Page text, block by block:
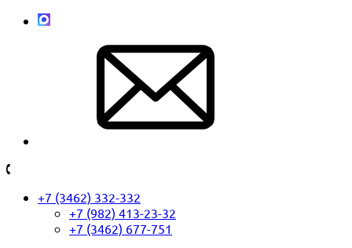
+7 (3462) 332-332
+7 (982) 413-23-32
+7 (3462) 677-751